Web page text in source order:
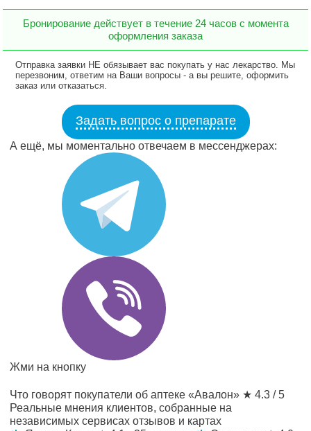
Бронирование действует в течение 24 часов с момента
оформления заказа
Отправка заявки НЕ обязывает вас покупать у нас лекарство. Мы
перезвоним, ответим на Ваши вопросы - а вы решите, оформить
заказ или отказаться.
Задать вопрос о препарате
А ещё, мы моментально отвечаем в мессенджерах:
Жми на кнопку
Что говорят покупатели об аптеке «Авалон» ★ 4.3 / 5
Реальные мнения клиентов, собранные на
независимых сервисах отзывов и картах